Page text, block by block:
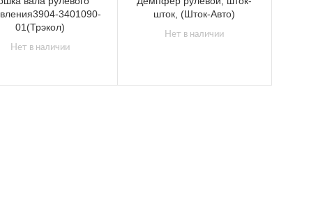
3401090-
01(Трэкол)
Нет в наличии
шток, (Шток-Авто)
Нет в наличии